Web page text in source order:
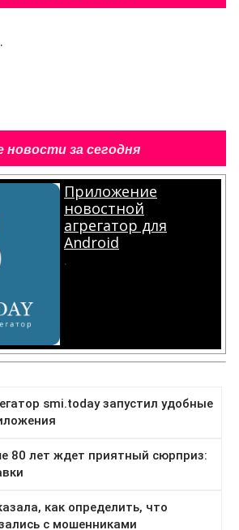
новости за сегодня
Приложение
новостной
агрегатор для
Android
.